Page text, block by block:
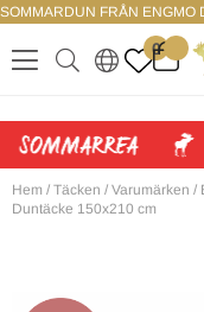
SOMMARDUN FRÅN ENGMO
.
0
. ..
Hem / Täcken / Varumärken /
Duntäcke 150x210 cm